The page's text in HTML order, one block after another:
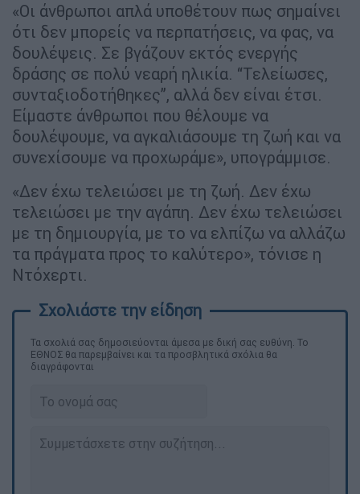
«Οι άνθρωποι απλά υποθέτουν πως σημαίνει
ότι δεν μπορείς να περπατήσεις, να φας, να
δουλέψεις. Σε βγάζουν εκτός ενεργής
δράσης σε πολύ νεαρή ηλικία. “Τελείωσες,
συνταξιοδοτήθηκες”, αλλά δεν είναι έτσι.
Είμαστε άνθρωποι που θέλουμε να
δουλέψουμε, να αγκαλιάσουμε τη ζωή και να
συνεχίσουμε να προχωράμε», υπογράμμισε.
«Δεν έχω τελειώσει με τη ζωή. Δεν έχω
τελειώσει με την αγάπη. Δεν έχω τελειώσει
με τη δημιουργία, με το να ελπίζω να αλλάζω
τα πράγματα προς το καλύτερο», τόνισε η
Ντόχερτι.
Τα σχολιά σας δημοσιεύονται άμεσα με δική σας ευθύνη. Το
ΕΘΝΟΣ θα παρεμβαίνει και τα προσβλητικά σχόλια θα
διαγράφονται